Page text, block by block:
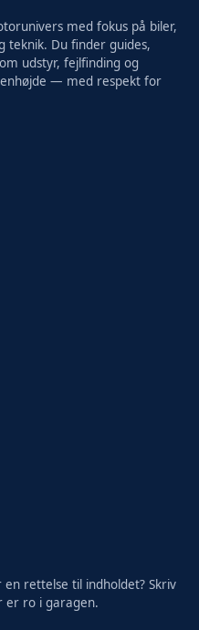
med fokus på biler,
teknik. Du finder guides,
udstyr, fejlfinding og
— med respekt for
rettelse til indholdet? Skriv
er ro i garagen.